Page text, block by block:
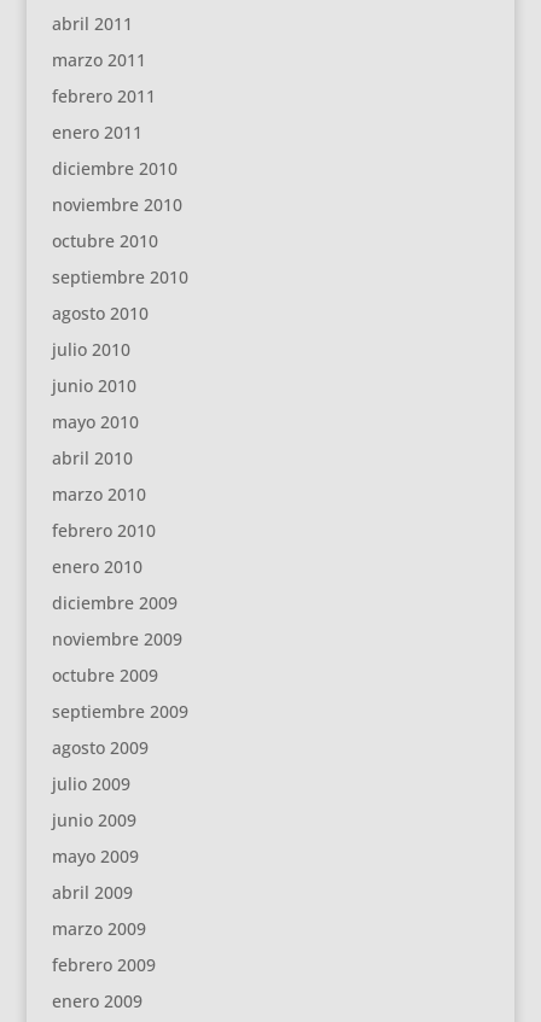
abril 2011
marzo 2011
febrero 2011
enero 2011
diciembre 2010
noviembre 2010
octubre 2010
septiembre 2010
agosto 2010
julio 2010
junio 2010
mayo 2010
abril 2010
marzo 2010
febrero 2010
enero 2010
diciembre 2009
noviembre 2009
octubre 2009
septiembre 2009
agosto 2009
julio 2009
junio 2009
mayo 2009
abril 2009
marzo 2009
febrero 2009
enero 2009